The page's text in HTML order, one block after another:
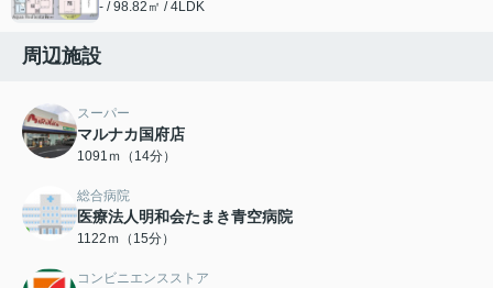
- / 98.82㎡ / 4LDK
周辺施設
スーパー
マルナカ国府店
1091ｍ（14分）
総合病院
医療法人明和会たまき青空病院
1122ｍ（15分）
コンビニエンスストア